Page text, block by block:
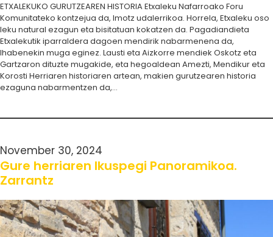
ETXALEKUKO GURUTZEAREN HISTORIA Etxaleku Nafarroako Foru
Komunitateko kontzejua da, Imotz udalerrikoa. Horrela, Etxaleku oso
leku natural ezagun eta bisitatuan kokatzen da. Pagadiandieta
Etxalekutik iparraldera dagoen mendirik nabarmenena da,
Ihabenekin muga eginez. Lausti eta Aizkorre mendiek Oskotz eta
Gartzaron dituzte mugakide, eta hegoaldean Amezti, Mendikur eta
Korosti Herriaren historiaren artean, makien gurutzearen historia
ezaguna nabarmentzen da,…
November 30, 2024
Gure herriaren Ikuspegi Panoramikoa.
Zarrantz